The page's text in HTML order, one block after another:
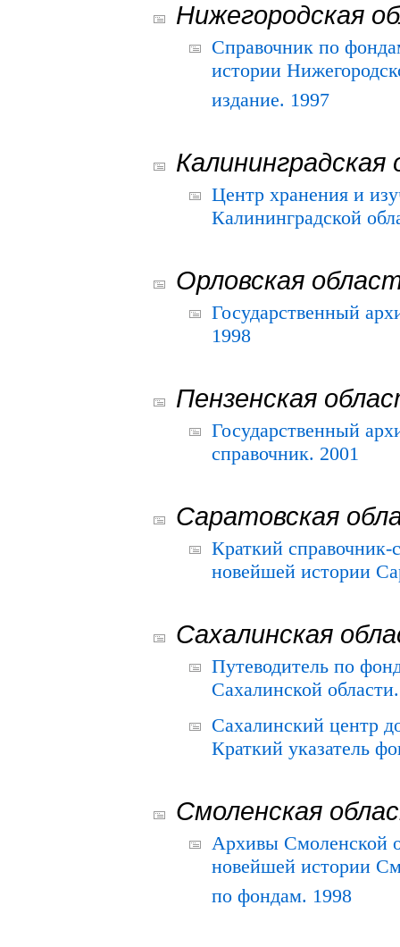
Нижегородская
Справочник по
истории
издание. 1997
Калининградская
Центр хранения и
Калининградской
Орловская
Государственный
1998
Пензенская
Государственный
справочник. 2001
Саратовская
Краткий
новейшей истории
Сахалинская
Путеводитель по
Сахалинской
Сахалинский центр
Краткий указатель
Смоленская
Архивы Смоленской
новейшей истории
по фондам. 1998